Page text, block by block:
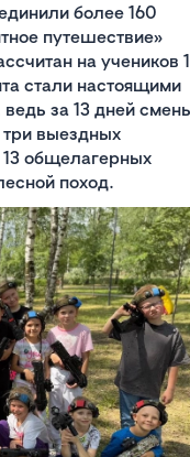
более 160
путешествие»
на учеников
стали настоящими
за 13 дней
три выездных
13 общелагерных
поход.